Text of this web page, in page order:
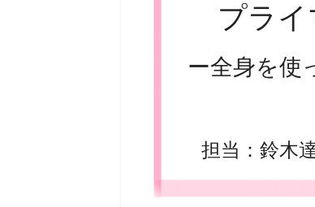
プラ
ー全身を使
担当：鈴木